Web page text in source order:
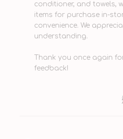
conditioner, and towels,
items for purchase in-
convenience. We
understanding.
Thank you once again
feedback!